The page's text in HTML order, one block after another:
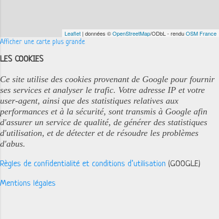
Leaflet | données ©OpenStreetMap/ODbL - renduOSM France
Afficher une carte plus grande
LES COOKIES
Ce site utilise des cookies provenant de Google pour fournir
ses services et analyser le trafic. Votre adresse IP et votre
user-agent, ainsi que des statistiques relatives aux
performances et à la sécurité, sont transmis à Google afin
d'assurer un service de qualité, de générer des statistiques
d'utilisation, et de détecter et de résoudre les problèmes
d'abus.
Règles de confidentialité et conditions d’utilisation (GOOGLE)
Mentions légales